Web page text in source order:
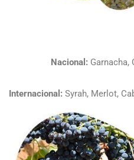
Nacional: Garnacha,
Internacional: Syrah, Merlot,